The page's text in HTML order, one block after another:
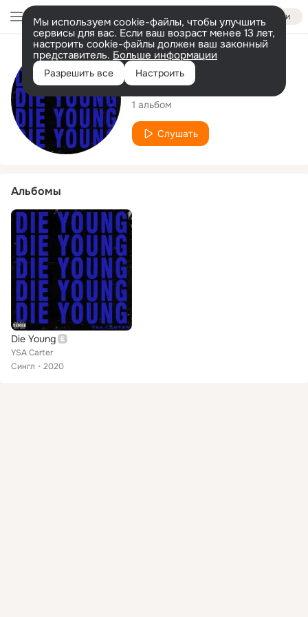
Войти
Мы используем cookie-файлы, чтобы улучшить
сервисы для вас. Если ваш возраст менее 13 лет,
настроить cookie-файлы должен ваш законный
представитель. Больше информации
Разрешить все Настроить
Исполнитель
YSA Carter
1 альбом
Слушать
Альбомы
Die Young
YSA Carter
Сингл
2020